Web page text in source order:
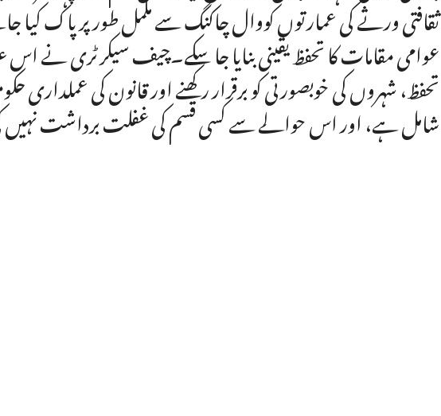
ثقافتی ورثے کی عمارتوں کووال چاکنگ سے مکمل طور پر پاک
عوامی مقامات کا تحفظ یقینی بنایا جا سکے۔چیف سیکرٹری نے اس
تحفظ، شہروں کی خوبصورتی کو برقرار رکھنے اور قانون کی عملداری
شامل ہے، اور اس حوالے سے کسی قسم کی غفلت برداشت